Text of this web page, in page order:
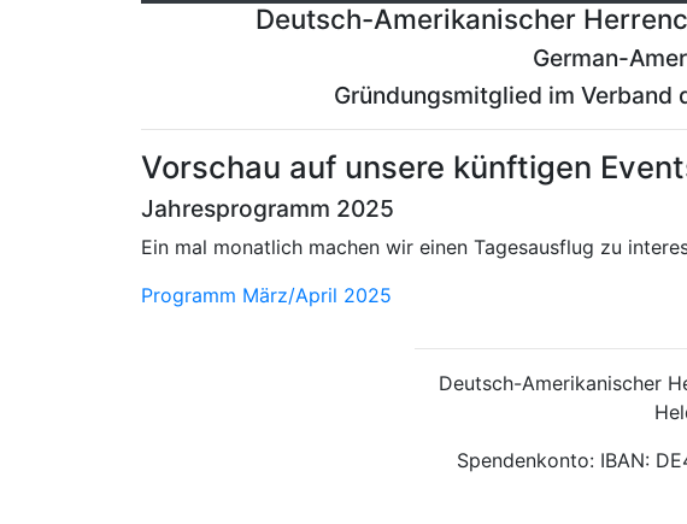
Deutsch-Amerikanischer
German-
Gründungsmitglied im Verband
Vorschau auf unsere künftigen
Jahresprogramm 2025
Ein mal monatlich machen wir einen Tagesausflug zu
Programm März/April 2025
Deutsch-Amerikanischer
Spendenkonto: IBAN: